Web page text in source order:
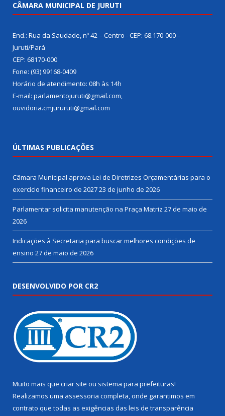
CÂMARA MUNICIPAL DE JURUTI
End.: Rua da Saudade, nº 42 – Centro - CEP: 68.170-000 –
Juruti/Pará
CEP: 68170-000
Fone: (93) 99168-0409
Horário de atendimento: 08h às 14h
E-mail: parlamentojuruti@gmail.com,
ouvidoria.cmjururuti@gmail.com
ÚLTIMAS PUBLICAÇÕES
Câmara Municipal aprova Lei de Diretrizes Orçamentárias para o
exercício financeiro de 202723 de junho de 2026
Parlamentar solicita manutenção na Praça Matriz 27 de maio de
2026
Indicações à Secretaria para buscar melhores condições de
ensino 27 de maio de 2026
DESENVOLVIDO POR CR2
Muito mais que criar site ou sistema para prefeituras!
Realizamos uma assessoria completa, onde garantimos em
contrato que todas as exigências das leis de transparência